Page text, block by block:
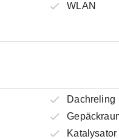
WLAN
Dachreling
Katalysator